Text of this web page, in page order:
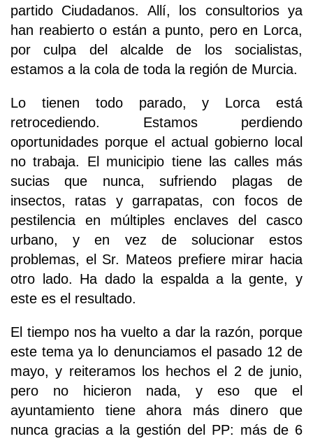
partido Ciudadanos. Allí, los consultorios ya
han reabierto o están a punto, pero en Lorca,
por culpa del alcalde de los socialistas,
estamos a la cola de toda la región de Murcia.
Lo tienen todo parado, y Lorca está
retrocediendo. Estamos perdiendo
oportunidades porque el actual gobierno local
no trabaja. El municipio tiene las calles más
sucias que nunca, sufriendo plagas de
insectos, ratas y garrapatas, con focos de
pestilencia en múltiples enclaves del casco
urbano, y en vez de solucionar estos
problemas, el Sr. Mateos prefiere mirar hacia
otro lado. Ha dado la espalda a la gente, y
este es el resultado.
El tiempo nos ha vuelto a dar la razón, porque
este tema ya lo denunciamos el pasado 12 de
mayo, y reiteramos los hechos el 2 de junio,
pero no hicieron nada, y eso que el
ayuntamiento tiene ahora más dinero que
nunca gracias a la gestión del PP: más de 6